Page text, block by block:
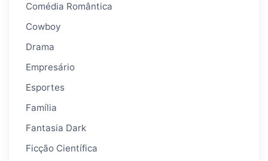
Comédia Romântica
Cowboy
Drama
Empresário
Esportes
Família
Fantasia Dark
Ficção Científica